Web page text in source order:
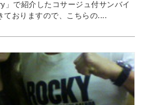
」で紹介したコサージュ付サンバイ
ておりますので、こちらの....